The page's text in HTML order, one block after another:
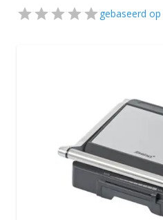
gebaseerd op